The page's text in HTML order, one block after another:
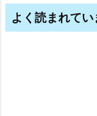
よく読まれてい